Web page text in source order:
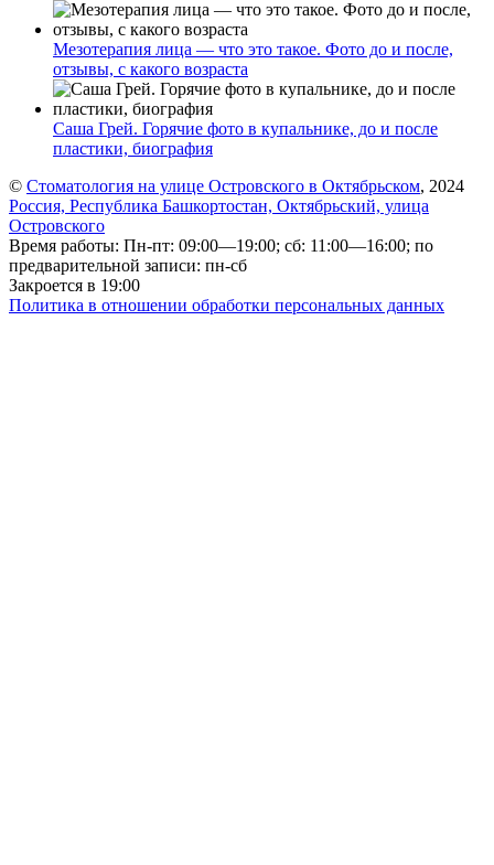
Мезотерапия лица — что это такое. Фото до и после,
отзывы, с какого возраста
Саша Грей. Горячие фото в купальнике, до и после
пластики, биография
© Стоматология на улице Островского в Октябрьском, 2024
Россия, Республика Башкортостан, Октябрьский, улица
Островского
Время работы: Пн-пт: 09:00—19:00; сб: 11:00—16:00; по
предварительной записи: пн-сб
Закроется в 19:00
Политика в отношении обработки персональных данных